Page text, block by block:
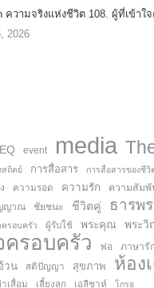
ความจริงแห่งชีวิต 108. ผู้ที่เข้าใ
2026
EQ event media
สถิตย์ การสื่อสาร การสื่อสารของชีวิ
ความรอด ความรัก ความสัมพั
ญาณ ชัยชนะ ชีวิตคู่ ธารพ
รอบครัว ผู้รับใช้ พระคุณ
พระ
ครอบครัว พ่อ ภาษารั
วน สติปัญญา สุขภาพ ห้อง
าเสื่อม เลี้ยงลูก เอลีชาห์ โกรธ